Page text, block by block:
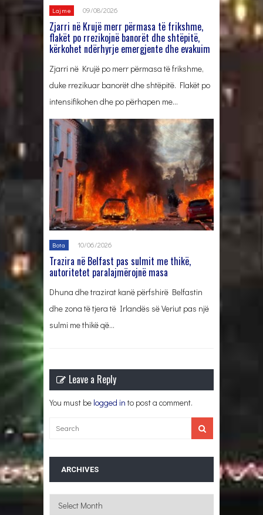
Lajme 09/08/2026
Zjarri në Krujë merr përmasa të frikshme,
flakët po rrezikojnë banorët dhe shtëpitë,
kërkohet ndërhyrje emergjente dhe evakuim
Zjarri në Krujë po merr përmasa të frikshme,
duke rrezikuar banorët dhe shtëpitë. Flakët po
intensifikohen dhe po përhapen me…
Bota 10/06/2026
Trazira në Belfast pas sulmit me thikë,
autoritetet paralajmërojnë masa
Dhuna dhe trazirat kanë përfshirë Belfastin
dhe zona të tjera të Irlandës së Veriut pas një
sulmi me thikë që…
Leave a Reply
You must be logged in to post a comment.
ARCHIVES
Archives